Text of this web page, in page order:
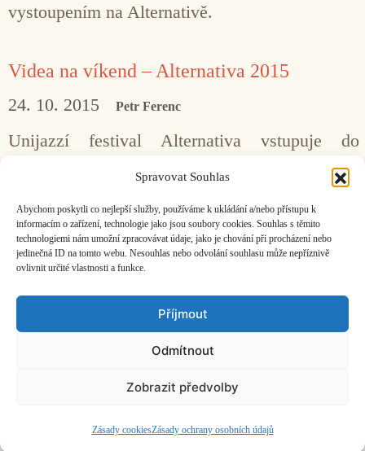
Spravovat Souhlas
Abychom poskytli co nejlepší služby, používáme k ukládání a/nebo přístupu k
informacím o zařízení, technologie jako jsou soubory cookies. Souhlas s těmito
technologiemi nám umožní zpracovávat údaje, jako je chování při procházení nebo
jedinečná ID na tomto webu. Nesouhlas nebo odvolání souhlasu může nepříznivě
ovlivnit určité vlastnosti a funkce.
Příjmout
Odmítnout
Zobrazit předvolby
Zásady cookiesZásady ochrany osobních údajů
vystoupením na Alternativě.
Videa na víkend – Alternativa 2015
24. 10. 2015 Petr Ferenc
Unijazzí festival Alternativa vstupuje do
←Předchozí Stránka
1 Stránka
2
ČASOPIS O JINÉ HUDBĚ | vydává Hudební informační středisko
©2026 HISvoice – design a adminAtelier Dokument